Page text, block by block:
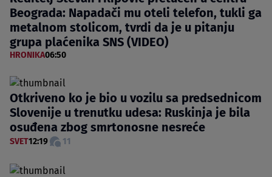
Beograda: Napadači mu oteli telefon, tukli ga
metalnom stolicom, tvrdi da je u pitanju
grupa plaćenika SNS (VIDEO)
HRONIKA06:50
Otkriveno ko je bio u vozilu sa predsednicom
Slovenije u trenutku udesa: Ruskinja je bila
osuđena zbog smrtonosne nesreće
SVET12:19 11